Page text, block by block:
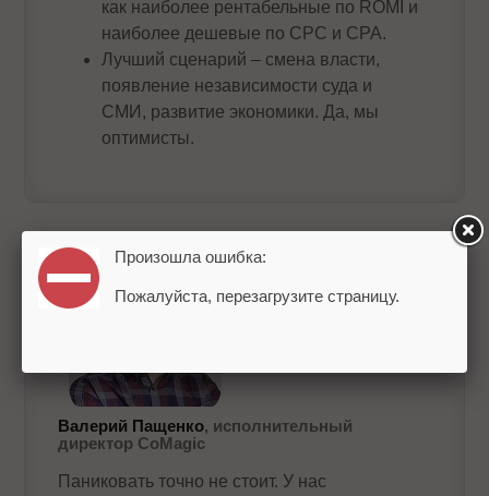
как наиболее рентабельные по ROMI и
наиболее дешевые по CPC и CPA.
Лучший сценарий – смена власти,
появление независимости суда и
СМИ, развитие экономики. Да, мы
оптимисты.
Валерий Пащенко, исполнительный
директор CoMagic
Паниковать точно не стоит. У нас
Произошла ошибка:
Пожалуйста, перезагрузите страницу.